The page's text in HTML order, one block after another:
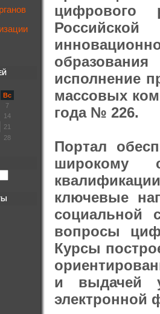
цифрового
исполнение
массовых
года № 226.
Портал
широкому
ключевые
социальной
вопросы
Курсы
и выдачей
электронной
Вс
7
14
21
28